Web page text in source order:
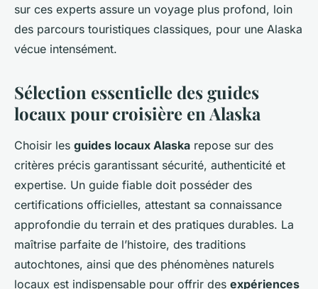
sur ces experts assure un voyage plus profond, loin
des parcours touristiques classiques, pour une Alaska
vécue intensément.
Sélection essentielle des guides
locaux pour croisière en Alaska
Choisir les guides locaux Alaska repose sur des
critères précis garantissant sécurité, authenticité et
expertise. Un guide fiable doit posséder des
certifications officielles, attestant sa connaissance
approfondie du terrain et des pratiques durables. La
maîtrise parfaite de l’histoire, des traditions
autochtones, ainsi que des phénomènes naturels
locaux est indispensable pour offrir des expériences